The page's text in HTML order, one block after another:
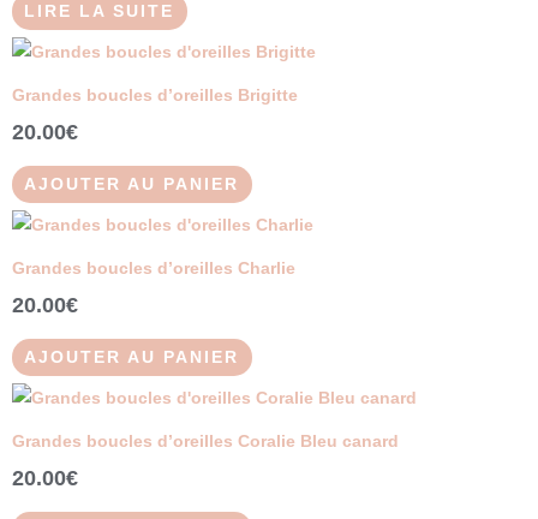
LIRE LA SUITE
Grandes boucles d’oreilles Brigitte
20.00€
AJOUTER AU PANIER
Grandes boucles d’oreilles Charlie
20.00€
AJOUTER AU PANIER
Grandes boucles d’oreilles Coralie Bleu canard
20.00€